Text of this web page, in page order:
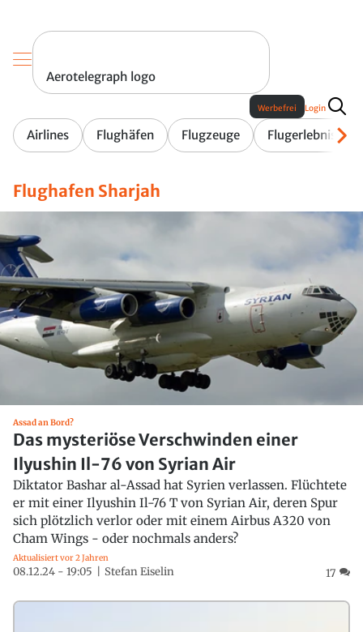
Aerotelegraph logo
Airlines Flughäfen Flugzeuge Flugerlebnis
Werbefrei Login
Flughafen Sharjah
Assad an Bord?
Das mysteriöse Verschwinden einer
Ilyushin Il-76 von Syrian Air
Diktator Bashar al-Assad hat Syrien verlassen. Flüchtete
er mit einer Ilyushin Il-76 T von Syrian Air, deren Spur
sich plötzlich verlor oder mit einem Airbus A320 von
Cham Wings - oder nochmals anders?
Aktualisiert vor 2 Jahren
08.12.24 - 19:05 Stefan Eiselin 17